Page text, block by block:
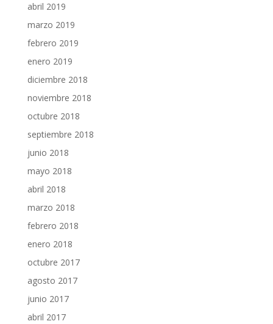
abril 2019
marzo 2019
febrero 2019
enero 2019
diciembre 2018
noviembre 2018
octubre 2018
septiembre 2018
junio 2018
mayo 2018
abril 2018
marzo 2018
febrero 2018
enero 2018
octubre 2017
agosto 2017
junio 2017
abril 2017